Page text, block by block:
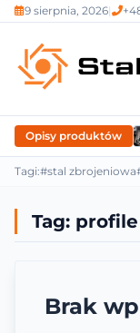
9 sierpnia, 2026|
Opisy produktów
Tagi:#stal zbrojeniowa
Tag:
Brak